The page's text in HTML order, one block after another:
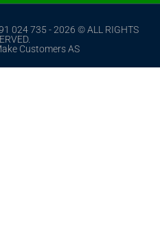
024 735 - 2026 © ALL RIGHTS
Customers AS